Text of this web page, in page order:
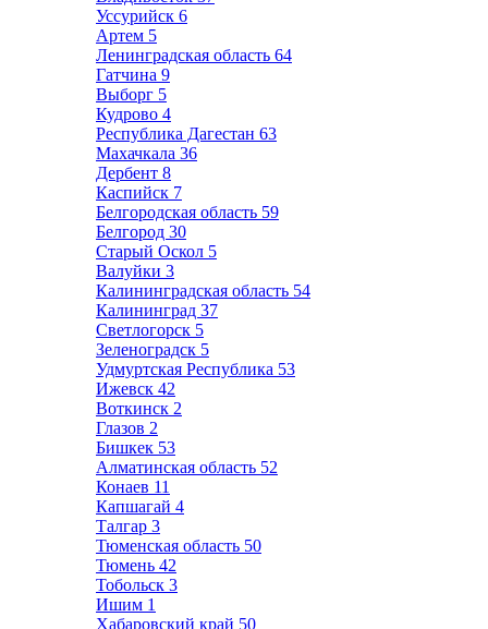
Уссурийск 6
Артем 5
Ленинградская область 64
Гатчина 9
Выборг 5
Кудрово 4
Республика Дагестан 63
Махачкала 36
Дербент 8
Каспийск 7
Белгородская область 59
Белгород 30
Старый Оскол 5
Валуйки 3
Калининградская область 54
Калининград 37
Светлогорск 5
Зеленоградск 5
Удмуртская Республика 53
Ижевск 42
Воткинск 2
Глазов 2
Бишкек 53
Алматинская область 52
Конаев 11
Капшагай 4
Талгар 3
Тюменская область 50
Тюмень 42
Тобольск 3
Ишим 1
Хабаровский край 50